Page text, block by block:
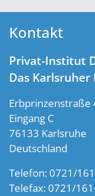
Kontakt
Privat-Institut
Das
Erbprinzenstraße
Eingang C
76133 Karlsruhe
Deutschland
Telefon: 0721/
Telefax: 0721/